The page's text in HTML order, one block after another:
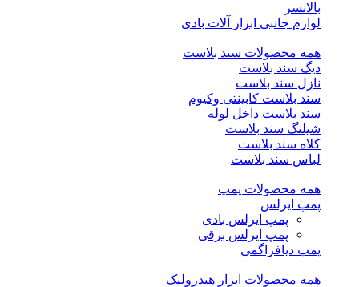
بالانسر
لوازم جانبی ابزار آلات بادی
همه محصولات سند بلاست
دیگ سند بلاست
نازل سند بلاست
سند بلاست کابینتی وکیوم
سند بلاست داخل لوله
شیلنگ سند بلاست
کلاه سند بلاست
لباس سند بلاست
همه محصولات پمپ
پمپ ایرلس
پمپ ایرلس بادی
پمپ ایرلس برقی
پمپ دیافراگمی
همه محصولات ابزار هیدرولیک